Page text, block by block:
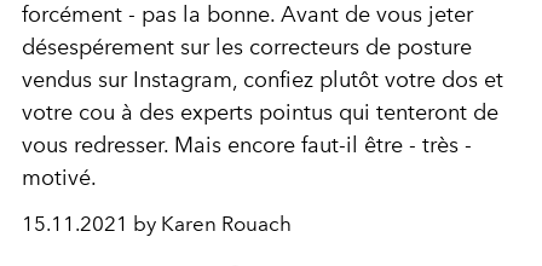
forcément - pas la bonne. Avant de vous jeter
désespérement sur les correcteurs de posture
vendus sur Instagram, confiez plutôt votre dos et
votre cou à des experts pointus qui tenteront de
vous redresser. Mais encore faut-il être - très -
motivé.
15.11.2021 by Karen Rouach